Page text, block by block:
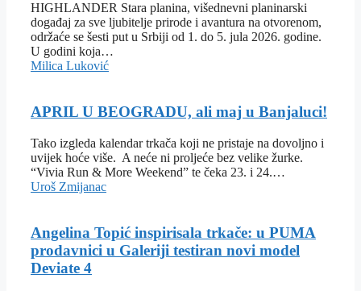
HIGHLANDER Stara planina, višednevni planinarski
događaj za sve ljubitelje prirode i avantura na otvorenom,
održaće se šesti put u Srbiji od 1. do 5. jula 2026. godine.
U godini koja…
Milica Luković
APRIL U BEOGRADU, ali maj u Banjaluci!
Tako izgleda kalendar trkača koji ne pristaje na dovoljno i
uvijek hoće više. A neće ni proljeće bez velike žurke.
“Vivia Run & More Weekend” te čeka 23. i 24.…
Uroš Zmijanac
Angelina Topić inspirisala trkače: u PUMA
prodavnici u Galeriji testiran novi model
Deviate 4